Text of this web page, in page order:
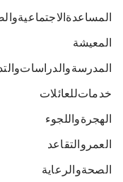
المساعدة الاجتماعية
المعيشة
المدرسة والدراسات
خدمات للعائلات
الهجرة واللجوء
العمر والتقاعد
الصحة والرعاية